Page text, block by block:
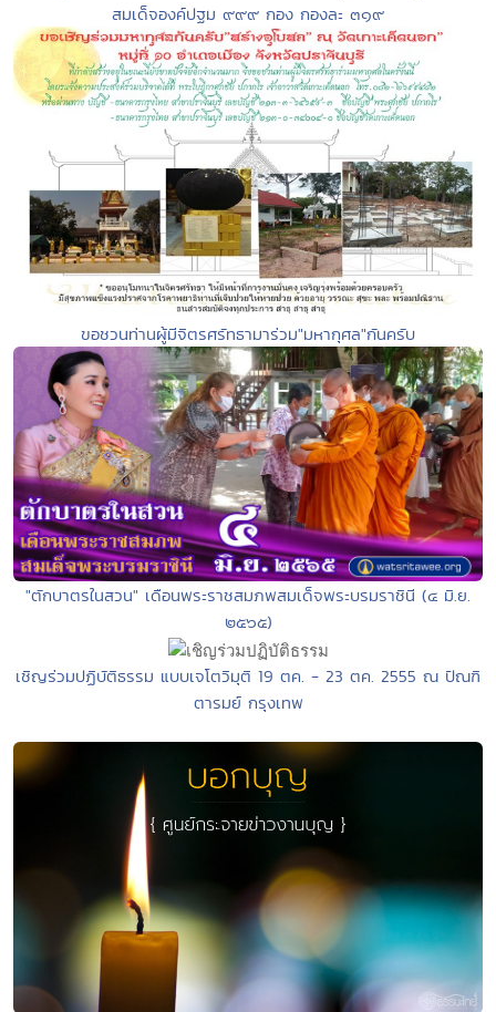
สมเด็จองค์ปฐม ๙๙๙ กอง กองละ ๓๑๙
ขอชวนท่านผู้มีจิตรศรัทธามาร่วม"มหากุศล"กันครับ
"ตักบาตรในสวน" เดือนพระราชสมภพสมเด็จพระบรมราชินี (๔ มิ.ย.
๒๕๖๕)
เชิญร่วมปฏิบัติธรรม แบบเจโตวิมุติ 19 ตค. - 23 ตค. 2555 ณ ปัณฑิ
ตารมย์ กรุงเทพ